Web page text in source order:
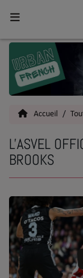
Home
Toutes les News
Actu
Interviews
Talents
Top 5
Accueil
L'ASVEL
BROOKS